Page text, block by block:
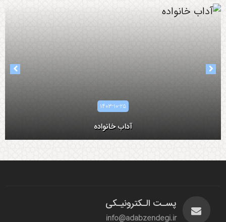
۱۴۰۳-۱۰-۲۵
آداب همسرداری
پسـت الـکترونیـکی
info@adabzendegi.ir